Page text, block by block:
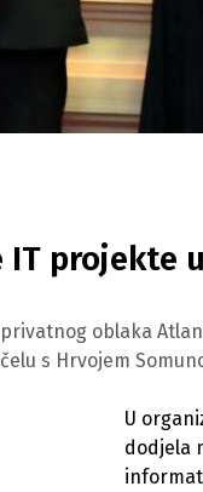
IT projekte
oblaka
s Hrvojem
U
dodjela